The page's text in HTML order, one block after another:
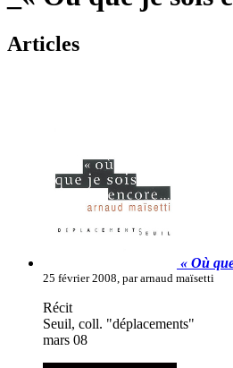
Articles
« Où
25 février 2008, par arnaud maïsetti
Récit
Seuil, coll. "déplacements"
mars 08